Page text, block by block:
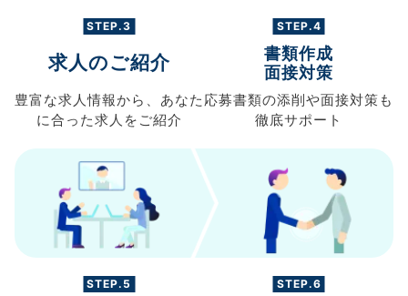
STEP.3
求人のご紹介
豊富な求人情報から、 あなた
に合った求人を ご紹介
STEP.4
書類作成
面接対策
応募書類の添削や面接対策も
徹底サポート
STEP.5 STEP.6